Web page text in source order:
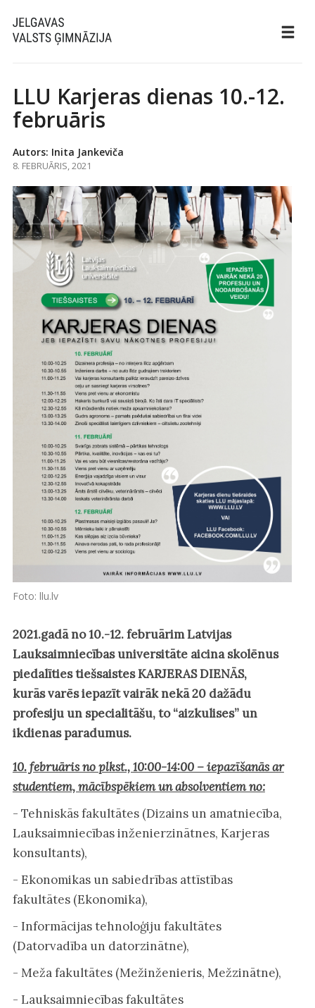
LLU Karjeras dienas 10.-12.
februāris
Autors: Inita Jankeviča
8. FEBRUĀRIS, 2021
Foto: llu.lv
2021.gadā no 10.-12. februārim Latvijas
Lauksaimniecības universitāte aicina skolēnus
piedalīties tiešsaistes KARJERAS DIENĀS,
kurās varēs iepazīt vairāk nekā 20 dažādu
profesiju un specialitāšu, to “aizkulises” un
ikdienas paradumus.
10. februāris no plkst., 10:00-14:00 – iepazīšanās ar
studentiem, mācībspēkiem un absolventiem no:
- Tehniskās fakultātes (Dizains un amatniecība,
Lauksaimniecības inženierzinātnes, Karjeras
konsultants),
- Ekonomikas un sabiedrības attīstības
fakultātes (Ekonomika),
- Informācijas tehnoloģiju fakultātes
(Datorvadība un datorzinātne),
- Meža fakultātes (Mežinženieris, Mežzinātne),
- Lauksaimniecības fakultātes